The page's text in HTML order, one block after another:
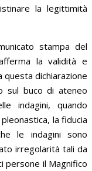
la legittimità
stampa del
la validità e
questa dichiarazione
sul buco di ateneo
indagini, quando
la fiducia
le indagini sono
irregolarità tali da
persone il Magnifico